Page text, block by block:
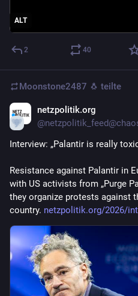
ALT
2 40
Moonstone2487 🐧 teilte
netzpolitik.org
Interview: „Palantir is really
Resistance against Palantir in
with US activists from „Purge
they organize protests against
country. netzpolitik.org/2026/